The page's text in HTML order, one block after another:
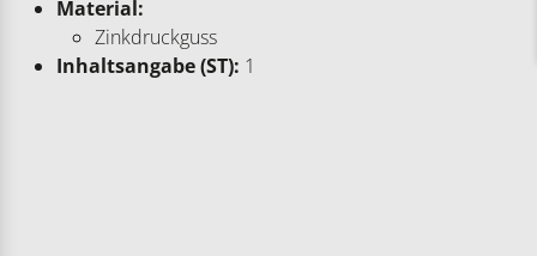
Material:
Zinkdruckguss
Inhaltsangabe (ST): 1